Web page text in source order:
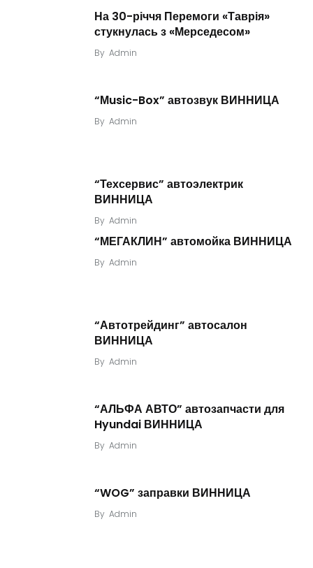
На 30-річчя Перемоги «Таврія»
стукнулась з «Мерседесом»
By Admin
“Мusic-Box” автозвук ВИННИЦА
By Admin
“Техсервис” автоэлектрик
ВИННИЦА
By Admin
“МЕГАКЛИН” автомойка ВИННИЦА
By Admin
“Автотрейдинг” автосалон
ВИННИЦА
By Admin
“АЛЬФА АВТО” автозапчасти для
Hyundai ВИННИЦА
By Admin
“WOG” заправки ВИННИЦА
By Admin